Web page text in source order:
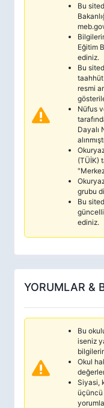
Bu
Eğitim
ediniz.
Bu
resmi
Nüfus
Dayalı
(TÜİK)
grubu
Bu
ediniz.
YORUMLAR &
Bu
iseniz
Okul
Siyasi,
üçüncü